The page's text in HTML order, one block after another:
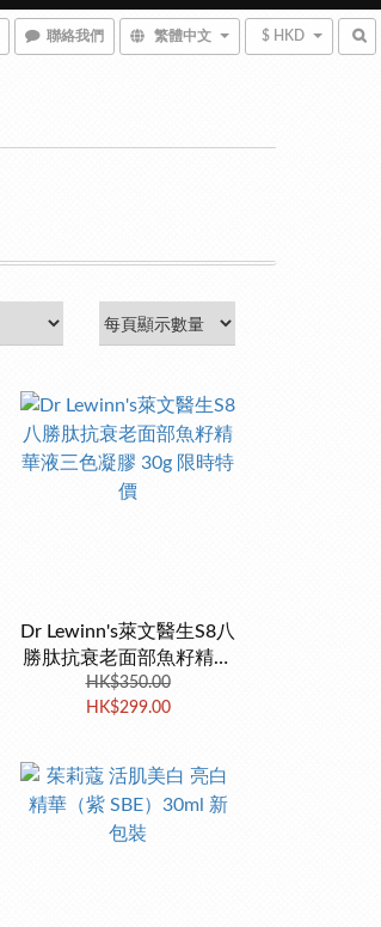
聯絡我們 繁體中文 $ HKD
Dr Lewinn's萊文醫生S8八
勝肽抗衰老面部魚籽精華
液三色凝膠 30g 限時特價
HK$350.00
HK$299.00